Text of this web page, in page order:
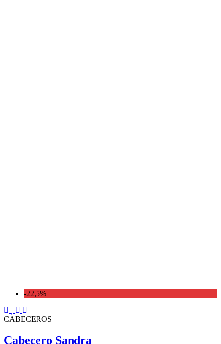
-22,5%
CABECEROS
Cabecero Sandra